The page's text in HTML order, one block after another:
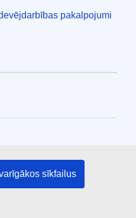
sīkfailus
pakalpojumi